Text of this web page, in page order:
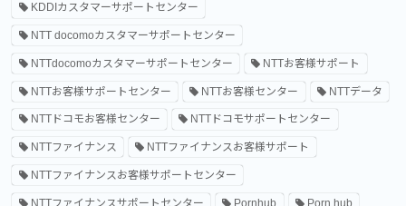
KDDIカスタマーサポートセンター
NTT docomoカスタマーサポートセンター
NTTdocomoカスタマーサポートセンター NTTお客様サポート
NTTお客様サポートセンター NTTお客様センター NTTデータ
NTTドコモお客様センター NTTドコモサポートセンター
NTTファイナンス NTTファイナンスお客様サポート
NTTファイナンスお客様サポートセンター
NTTファイナンスサポートセンター Pornhub Porn hub